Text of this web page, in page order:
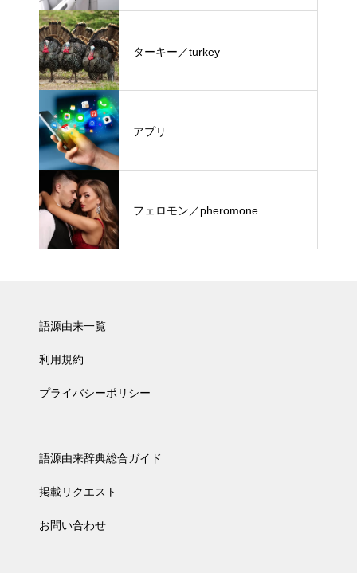
ターキー／turkey
アプリ
フェロモン／pheromone
語源由来一覧
利用規約
プライバシーポリシー
語源由来辞典総合ガイド
掲載リクエスト
お問い合わせ